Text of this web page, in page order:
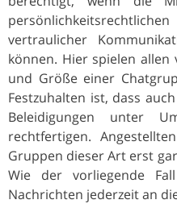
vertraulicher
können. Hier spielen allen
und Größe einer
Festzuhalten ist, dass
Beleidigungen unter
rechtfertigen.
Gruppen dieser Art erst
Wie der vorliegende
Nachrichten jederzeit an